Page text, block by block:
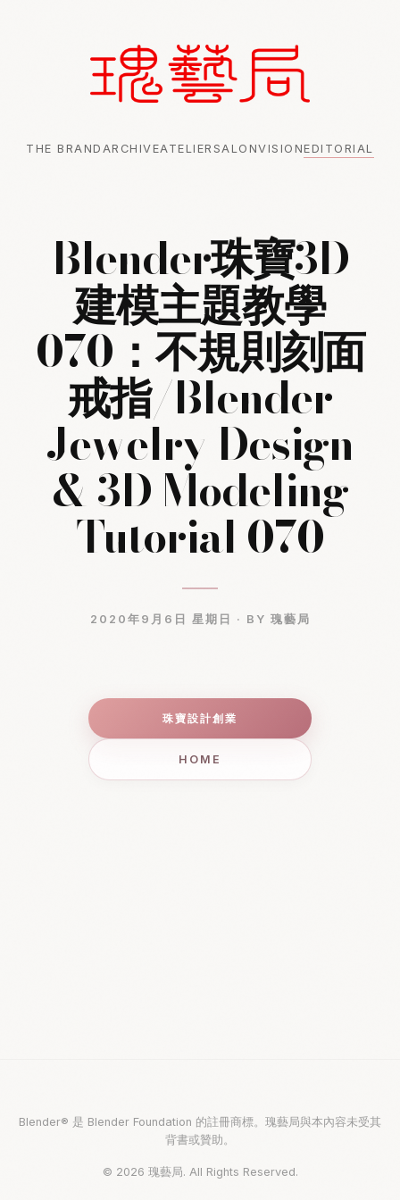
THE BRAND ARCHIVEATELIER SALONVISIONEDITORIAL
Blender珠寶3D
建模主題教學
070：不規則刻面
戒指/Blender
Jewelry Design
& 3D Modeling
Tutorial 070
2020年9月6日 星期日 · BY 瑰藝局
珠寶設計創業
HOME
Blender® 是 Blender Foundation 的註冊商標。瑰藝局與本內容未受其
背書或贊助。
© 2026 瑰藝局. All Rights Reserved.